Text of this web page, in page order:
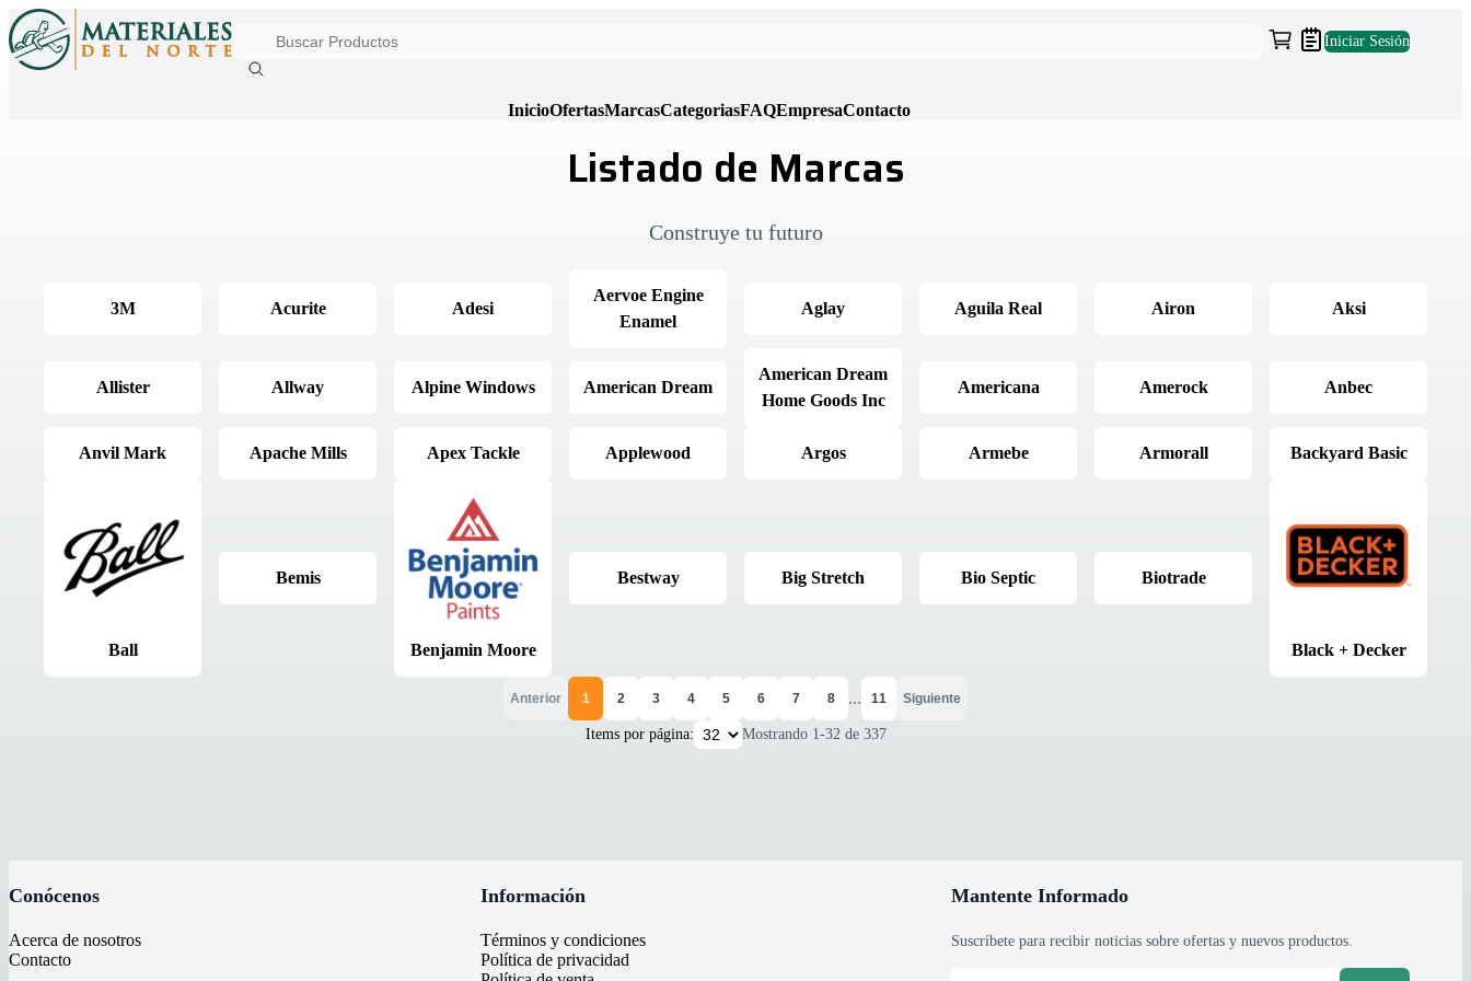
Iniciar Sesión
InicioOfertasMarcasCategoriasFAQEmpresaContacto
Listado de Marcas
Construye tu futuro
3M Acurite Adesi
Aervoe Engine
Enamel
Aglay Aguila Real Airon Aksi
Allister Allway Alpine Windows American Dream
American Dream
Home Goods Inc
Americana Amerock Anbec
Anvil Mark Apache Mills Apex Tackle Applewood Argos Armebe Armorall Backyard Basic
Ball
Bemis
Benjamin Moore
Bestway Big Stretch Bio Septic Biotrade
Black + Decker
Anterior 1 2 3 4 5 6 7 8 ... 11 Siguiente
Items por página: Mostrando 1-32de 337
Conócenos
Acerca de nosotros
Contacto
Información
Términos y condiciones
Política de privacidad
Mantente Informado
Suscríbete para recibir noticias sobre ofertas y nuevos productos.